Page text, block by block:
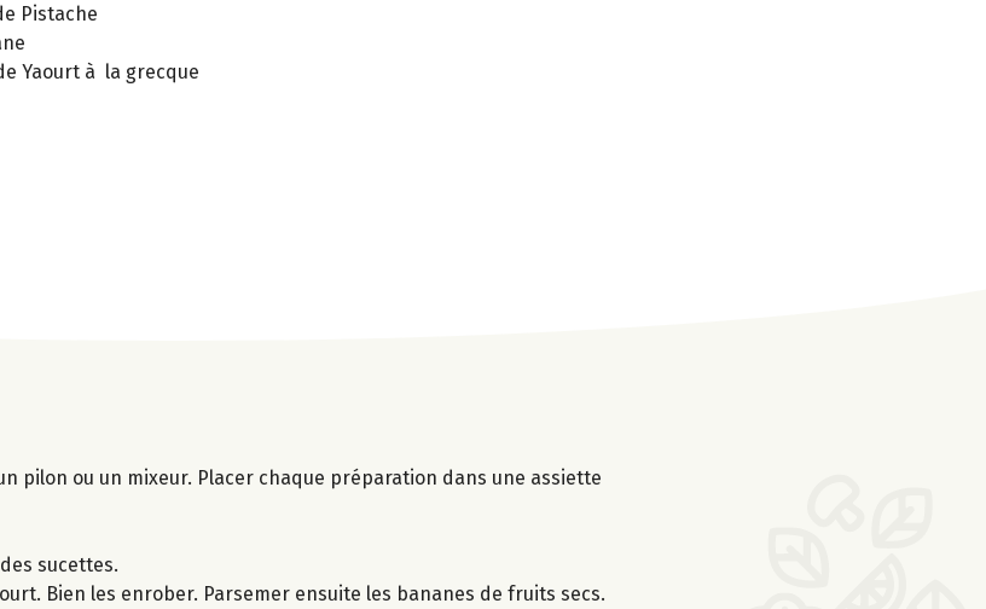
Pistache
Yaourt à la grecque
pilon ou un mixeur. Placer chaque préparation dans une assiette
sucettes.
Bien les enrober. Parsemer ensuite les bananes de fruits secs.